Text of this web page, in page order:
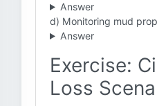
Answer
d) Monitoring mud
Answer
Exercise:
Loss